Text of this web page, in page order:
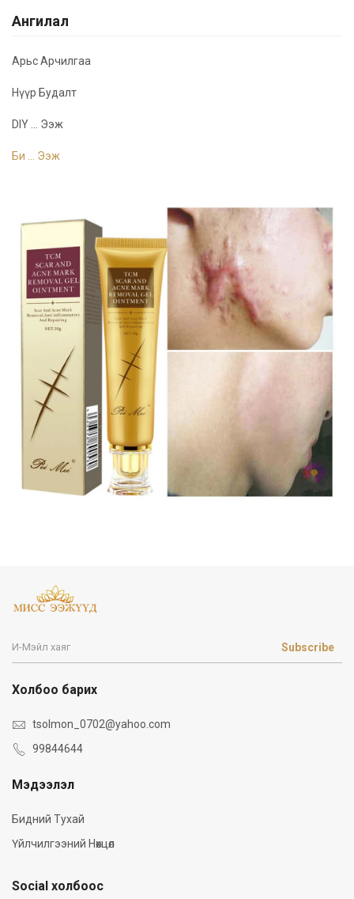
Ангилал
Арьс Арчилгаа
Нүүр Будалт
DIY ... Ээж
Би ... Ээж
Subscribe
Холбоо барих
tsolmon_0702@yahoo.com
99844644
Мэдээлэл
Бидний Тухай
Үйлчилгээний Нөхцөл
Social холбоос